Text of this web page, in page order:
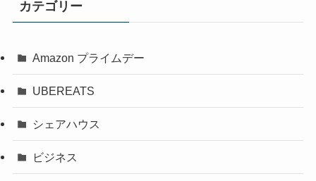
カテゴリー
Amazon プライムデー
UBEREATS
シェアハウス
ビジネス